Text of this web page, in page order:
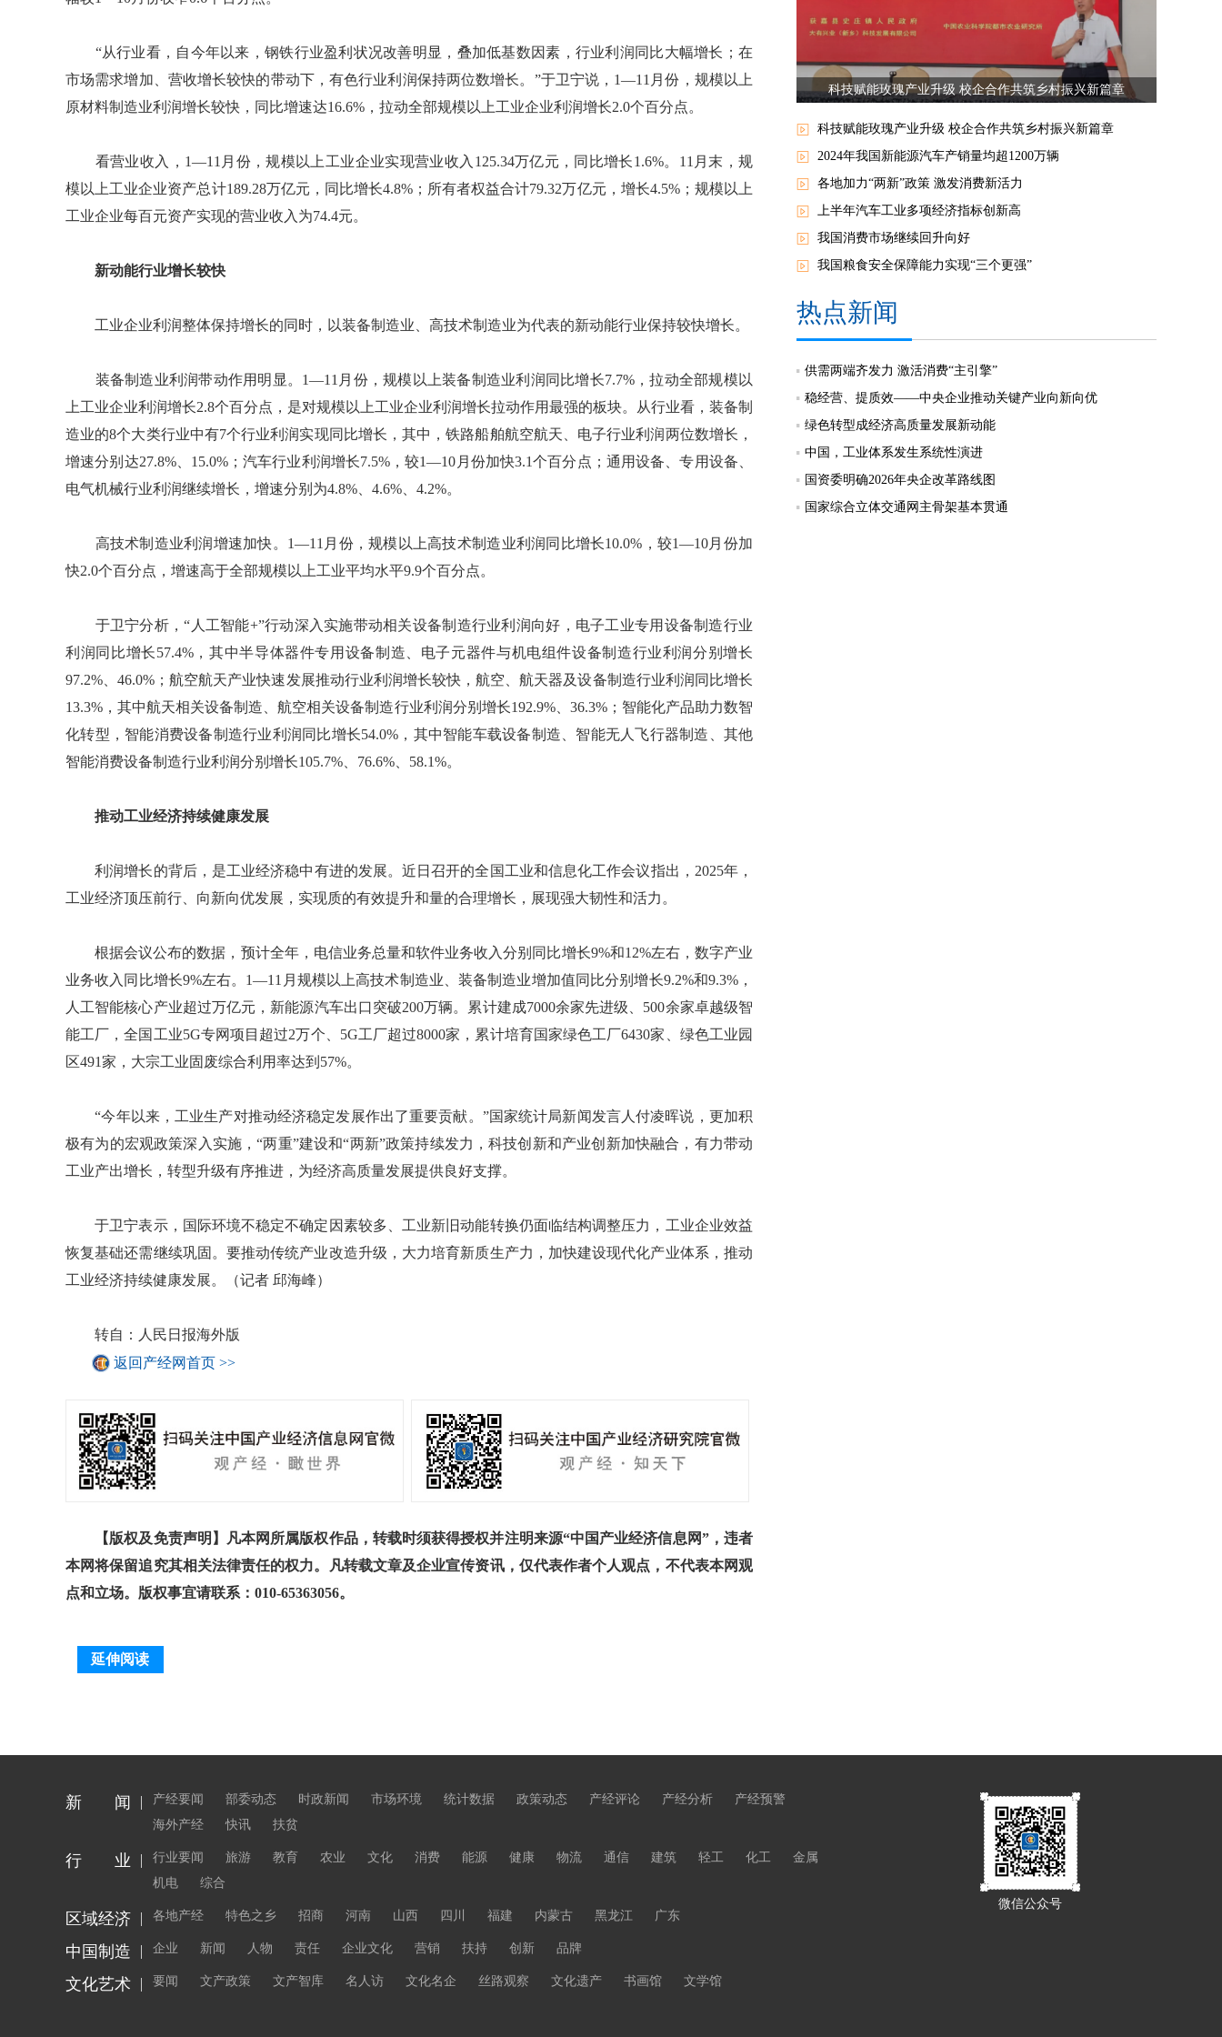
“从行业看，自今年以来，钢铁行业盈利状况改善明显，叠加低基数因素，行业利润同比大幅增长；在
市场需求增加、营收增长较快的带动下，有色行业利润保持两位数增长。”于卫宁说，1—11月份，规模以上
原材料制造业利润增长较快，同比增速达16.6%，拉动全部规模以上工业企业利润增长2.0个百分点。
看营业收入，1—11月份，规模以上工业企业实现营业收入125.34万亿元，同比增长1.6%。11月末，规
模以上工业企业资产总计189.28万亿元，同比增长4.8%；所有者权益合计79.32万亿元，增长4.5%；规模以上
工业企业每百元资产实现的营业收入为74.4元。
新动能行业增长较快
工业企业利润整体保持增长的同时，以装备制造业、高技术制造业为代表的新动能行业保持较快增长。
装备制造业利润带动作用明显。1—11月份，规模以上装备制造业利润同比增长7.7%，拉动全部规模以
上工业企业利润增长2.8个百分点，是对规模以上工业企业利润增长拉动作用最强的板块。从行业看，装备制
造业的8个大类行业中有7个行业利润实现同比增长，其中，铁路船舶航空航天、电子行业利润两位数增长，
增速分别达27.8%、15.0%；汽车行业利润增长7.5%，较1—10月份加快3.1个百分点；通用设备、专用设备、
电气机械行业利润继续增长，增速分别为4.8%、4.6%、4.2%。
高技术制造业利润增速加快。1—11月份，规模以上高技术制造业利润同比增长10.0%，较1—10月份加
快2.0个百分点，增速高于全部规模以上工业平均水平9.9个百分点。
于卫宁分析，“人工智能+”行动深入实施带动相关设备制造行业利润向好，电子工业专用设备制造行业
利润同比增长57.4%，其中半导体器件专用设备制造、电子元器件与机电组件设备制造行业利润分别增长
97.2%、46.0%；航空航天产业快速发展推动行业利润增长较快，航空、航天器及设备制造行业利润同比增长
13.3%，其中航天相关设备制造、航空相关设备制造行业利润分别增长192.9%、36.3%；智能化产品助力数智
化转型，智能消费设备制造行业利润同比增长54.0%，其中智能车载设备制造、智能无人飞行器制造、其他
智能消费设备制造行业利润分别增长105.7%、76.6%、58.1%。
推动工业经济持续健康发展
利润增长的背后，是工业经济稳中有进的发展。近日召开的全国工业和信息化工作会议指出，2025年，
工业经济顶压前行、向新向优发展，实现质的有效提升和量的合理增长，展现强大韧性和活力。
根据会议公布的数据，预计全年，电信业务总量和软件业务收入分别同比增长9%和12%左右，数字产业
业务收入同比增长9%左右。1—11月规模以上高技术制造业、装备制造业增加值同比分别增长9.2%和9.3%，
人工智能核心产业超过万亿元，新能源汽车出口突破200万辆。累计建成7000余家先进级、500余家卓越级智
能工厂，全国工业5G专网项目超过2万个、5G工厂超过8000家，累计培育国家绿色工厂6430家、绿色工业园
区491家，大宗工业固废综合利用率达到57%。
“今年以来，工业生产对推动经济稳定发展作出了重要贡献。”国家统计局新闻发言人付凌晖说，更加积
极有为的宏观政策深入实施，“两重”建设和“两新”政策持续发力，科技创新和产业创新加快融合，有力带动
工业产出增长，转型升级有序推进，为经济高质量发展提供良好支撑。
于卫宁表示，国际环境不稳定不确定因素较多、工业新旧动能转换仍面临结构调整压力，工业企业效益
恢复基础还需继续巩固。要推动传统产业改造升级，大力培育新质生产力，加快建设现代化产业体系，推动
工业经济持续健康发展。（记者 邱海峰）
转自：人民日报海外版
返回产经网首页 >>
【版权及免责声明】凡本网所属版权作品，转载时须获得授权并注明来源“中国产业经济信息网”，违者
本网将保留追究其相关法律责任的权力。凡转载文章及企业宣传资讯，仅代表作者个人观点，不代表本网观
点和立场。版权事宜请联系：010-65363056。
延伸阅读
科技赋能玫瑰产业升级 校企合作共筑乡村振兴新篇章
科技赋能玫瑰产业升级 校企合作共筑乡村振兴新篇章
2024年我国新能源汽车产销量均超1200万辆
各地加力“两新”政策 激发消费新活力
上半年汽车工业多项经济指标创新高
我国消费市场继续回升向好
我国粮食安全保障能力实现“三个更强”
热点新闻
供需两端齐发力 激活消费“主引擎”
稳经营、提质效——中央企业推动关键产业向新向优
绿色转型成经济高质量发展新动能
中国，工业体系发生系统性演进
国资委明确2026年央企改革路线图
国家综合立体交通网主骨架基本贯通
微信公众号
新 闻 产经要闻 部委动态 时政新闻 市场环境 统计数据 政策动态 产经评论 产经分析
产经预警
海外产经
快讯 扶贫
行 业 行业要闻 旅游 教育 农业 文化 消费 能源 健康 物流 通信 建筑 轻工 化工
金属
机电
综合
区域经济 各地产经 特色之乡 招商 河南 山西 四川 福建 内蒙古 黑龙江 广东
中国制造 企业 新闻 人物 责任 企业文化 营销 扶持 创新 品牌
文化艺术 要闻 文产政策 文产智库 名人访 文化名企 丝路观察 文化遗产 书画馆 文学馆